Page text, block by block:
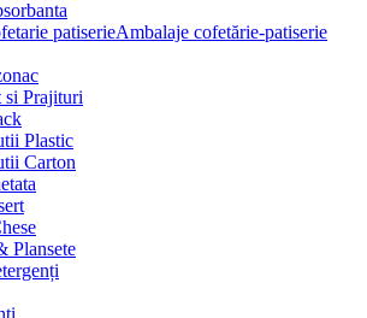
Ambalaje cofetărie-patiserie
si Prajituri
Plastic
Carton
Plansete